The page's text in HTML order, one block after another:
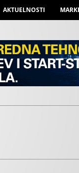
AKTUELNOSTI